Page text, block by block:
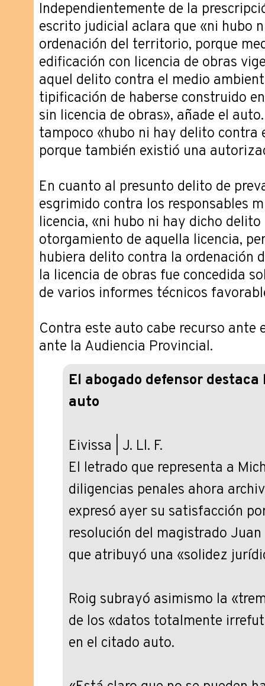
Independientemente de la
escrito judicial aclara que «ni hubo
ordenación del territorio, porque
edificación con licencia de obras
aquel delito contra el medio
tipificación de haberse construido
sin licencia de obras», añade el
tampoco «hubo ni hay delito contra
porque también existió una
En cuanto al presunto delito de
esgrimido contra los responsables
licencia, «ni hubo ni hay dicho delito
otorgamiento de aquella licencia,
hubiera delito contra la ordenación
la licencia de obras fue concedida
de varios informes técnicos
Contra este auto cabe recurso ante
ante la Audiencia Provincial.
El abogado defensor
auto
Eivissa | J. Ll. F.
El letrado que representa a
diligencias penales ahora
expresó ayer su satisfacción
resolución del magistrado Juan
que atribuyó una «solidez
Roig subrayó asimismo la
de los «datos totalmente
en el citado auto.